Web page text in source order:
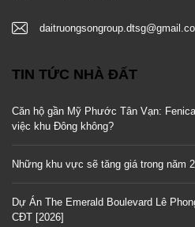
TIN TỨC NHÀ ĐẤT
Căn hộ gần Mỹ Phước Tân Vạn:
việc khu Đông không?
Những khu vực sẽ tăng giá trong năm
Dự Án The Emerald Boulevard Lê
CĐT [2026]